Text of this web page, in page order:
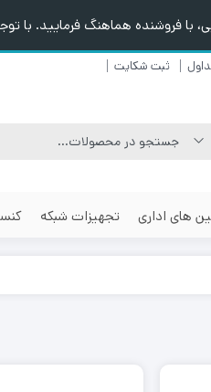
فروشنده هماهنگ فرمایید. با
ثبت شکایت
های اداری تجهیزات شبکه